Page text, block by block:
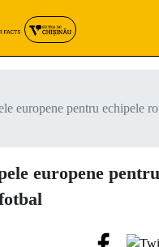
europene pentru echipele
europene